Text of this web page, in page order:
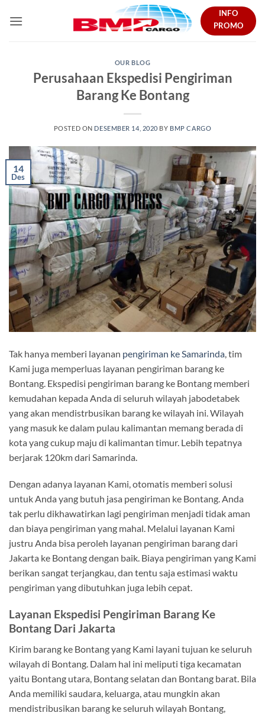
INFO
PROMO
OUR BLOG
Perusahaan Ekspedisi Pengiriman
Barang Ke Bontang
POSTED ON DESEMBER 14, 2020 BY BMP CARGO
14
Des
Tak hanya memberi layanan pengiriman ke Samarinda , tim
Kami juga memperluas layanan pengiriman barang ke
Bontang. Ekspedisi pengiriman barang ke Bontang memberi
kemudahan kepada Anda di seluruh wilayah jabodetabek
yang akan mendistrbusikan barang ke wilayah ini. Wilayah
yang masuk ke dalam pulau kalimantan memang berada di
kota yang cukup maju di kalimantan timur. Lebih tepatnya
berjarak 120km dari Samarinda.
Dengan adanya layanan Kami, otomatis memberi solusi
untuk Anda yang butuh jasa pengiriman ke Bontang. Anda
tak perlu dikhawatirkan lagi pengiriman menjadi tidak aman
dan biaya pengiriman yang mahal. Melalui layanan Kami
justru Anda bisa peroleh layanan pengiriman barang dari
Jakarta ke Bontang dengan baik. Biaya pengiriman yang Kami
berikan sangat terjangkau, dan tentu saja estimasi waktu
pengiriman yang dibutuhkan juga lebih cepat.
Layanan Ekspedisi Pengiriman Barang Ke
Bontang Dari Jakarta
Kirim barang ke Bontang yang Kami layani tujuan ke seluruh
wilayah di Bontang. Dalam hal ini meliputi tiga kecamatan
yaitu Bontang utara, Bontang selatan dan Bontang barat. Bila
Anda memiliki saudara, keluarga, atau mungkin akan
mendistribusikan barang ke seluruh wilayah Bontang,